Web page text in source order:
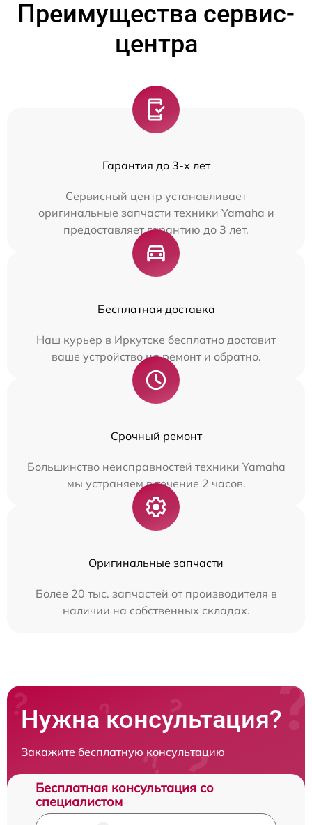
Преимущества сервис-
центра
Гарантия до 3-х лет
Сервисный центр устанавливает
оригинальные запчасти техники Yamaha и
предоставляет гарантию до 3 лет.
Бесплатная доставка
Наш курьер в Иркутске бесплатно доставит
ваше устройство на ремонт и обратно.
Срочный ремонт
Большинство неисправностей техники Yamaha
мы устраняем в течение 2 часов.
Оригинальные запчасти
Более 20 тыс. запчастей от производителя в
наличии на собственных складах.
Нужна консультация?
Закажите бесплатную консультацию
Бесплатная консультация со
специалистом